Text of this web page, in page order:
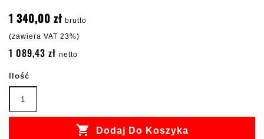
1 340,00 zł brutto
(zawiera VAT 23%)
1 089,43 zł netto
Ilość
 Dodaj Do Koszyka